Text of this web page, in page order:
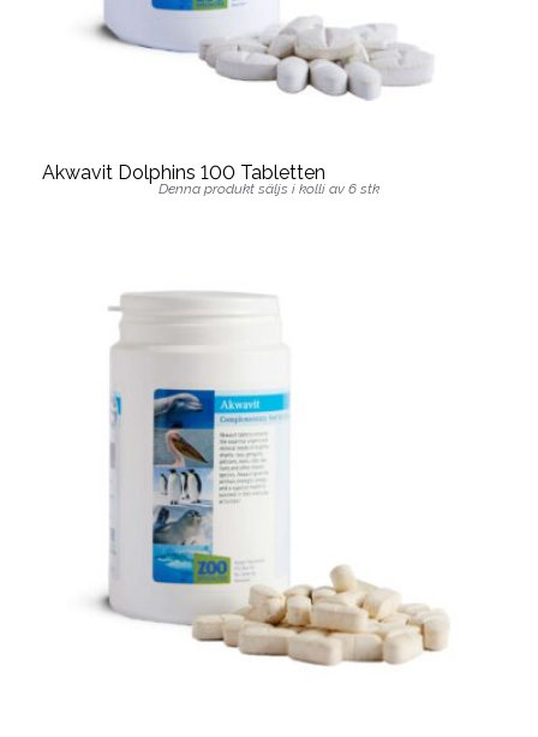
Akwavit Dolphins 100 Tabletten
Denna produkt säljs i kolli av 6 stk